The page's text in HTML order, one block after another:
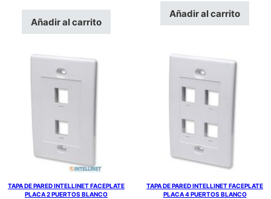
Añadir al carrito
Añadir al carrito
TAPA DE PARED INTELLINET FACEPLATE
PLACA 2 PUERTOS BLANCO
TAPA DE PARED INTELLINET FACEPLATE
PLACA 4 PUERTOS BLANCO